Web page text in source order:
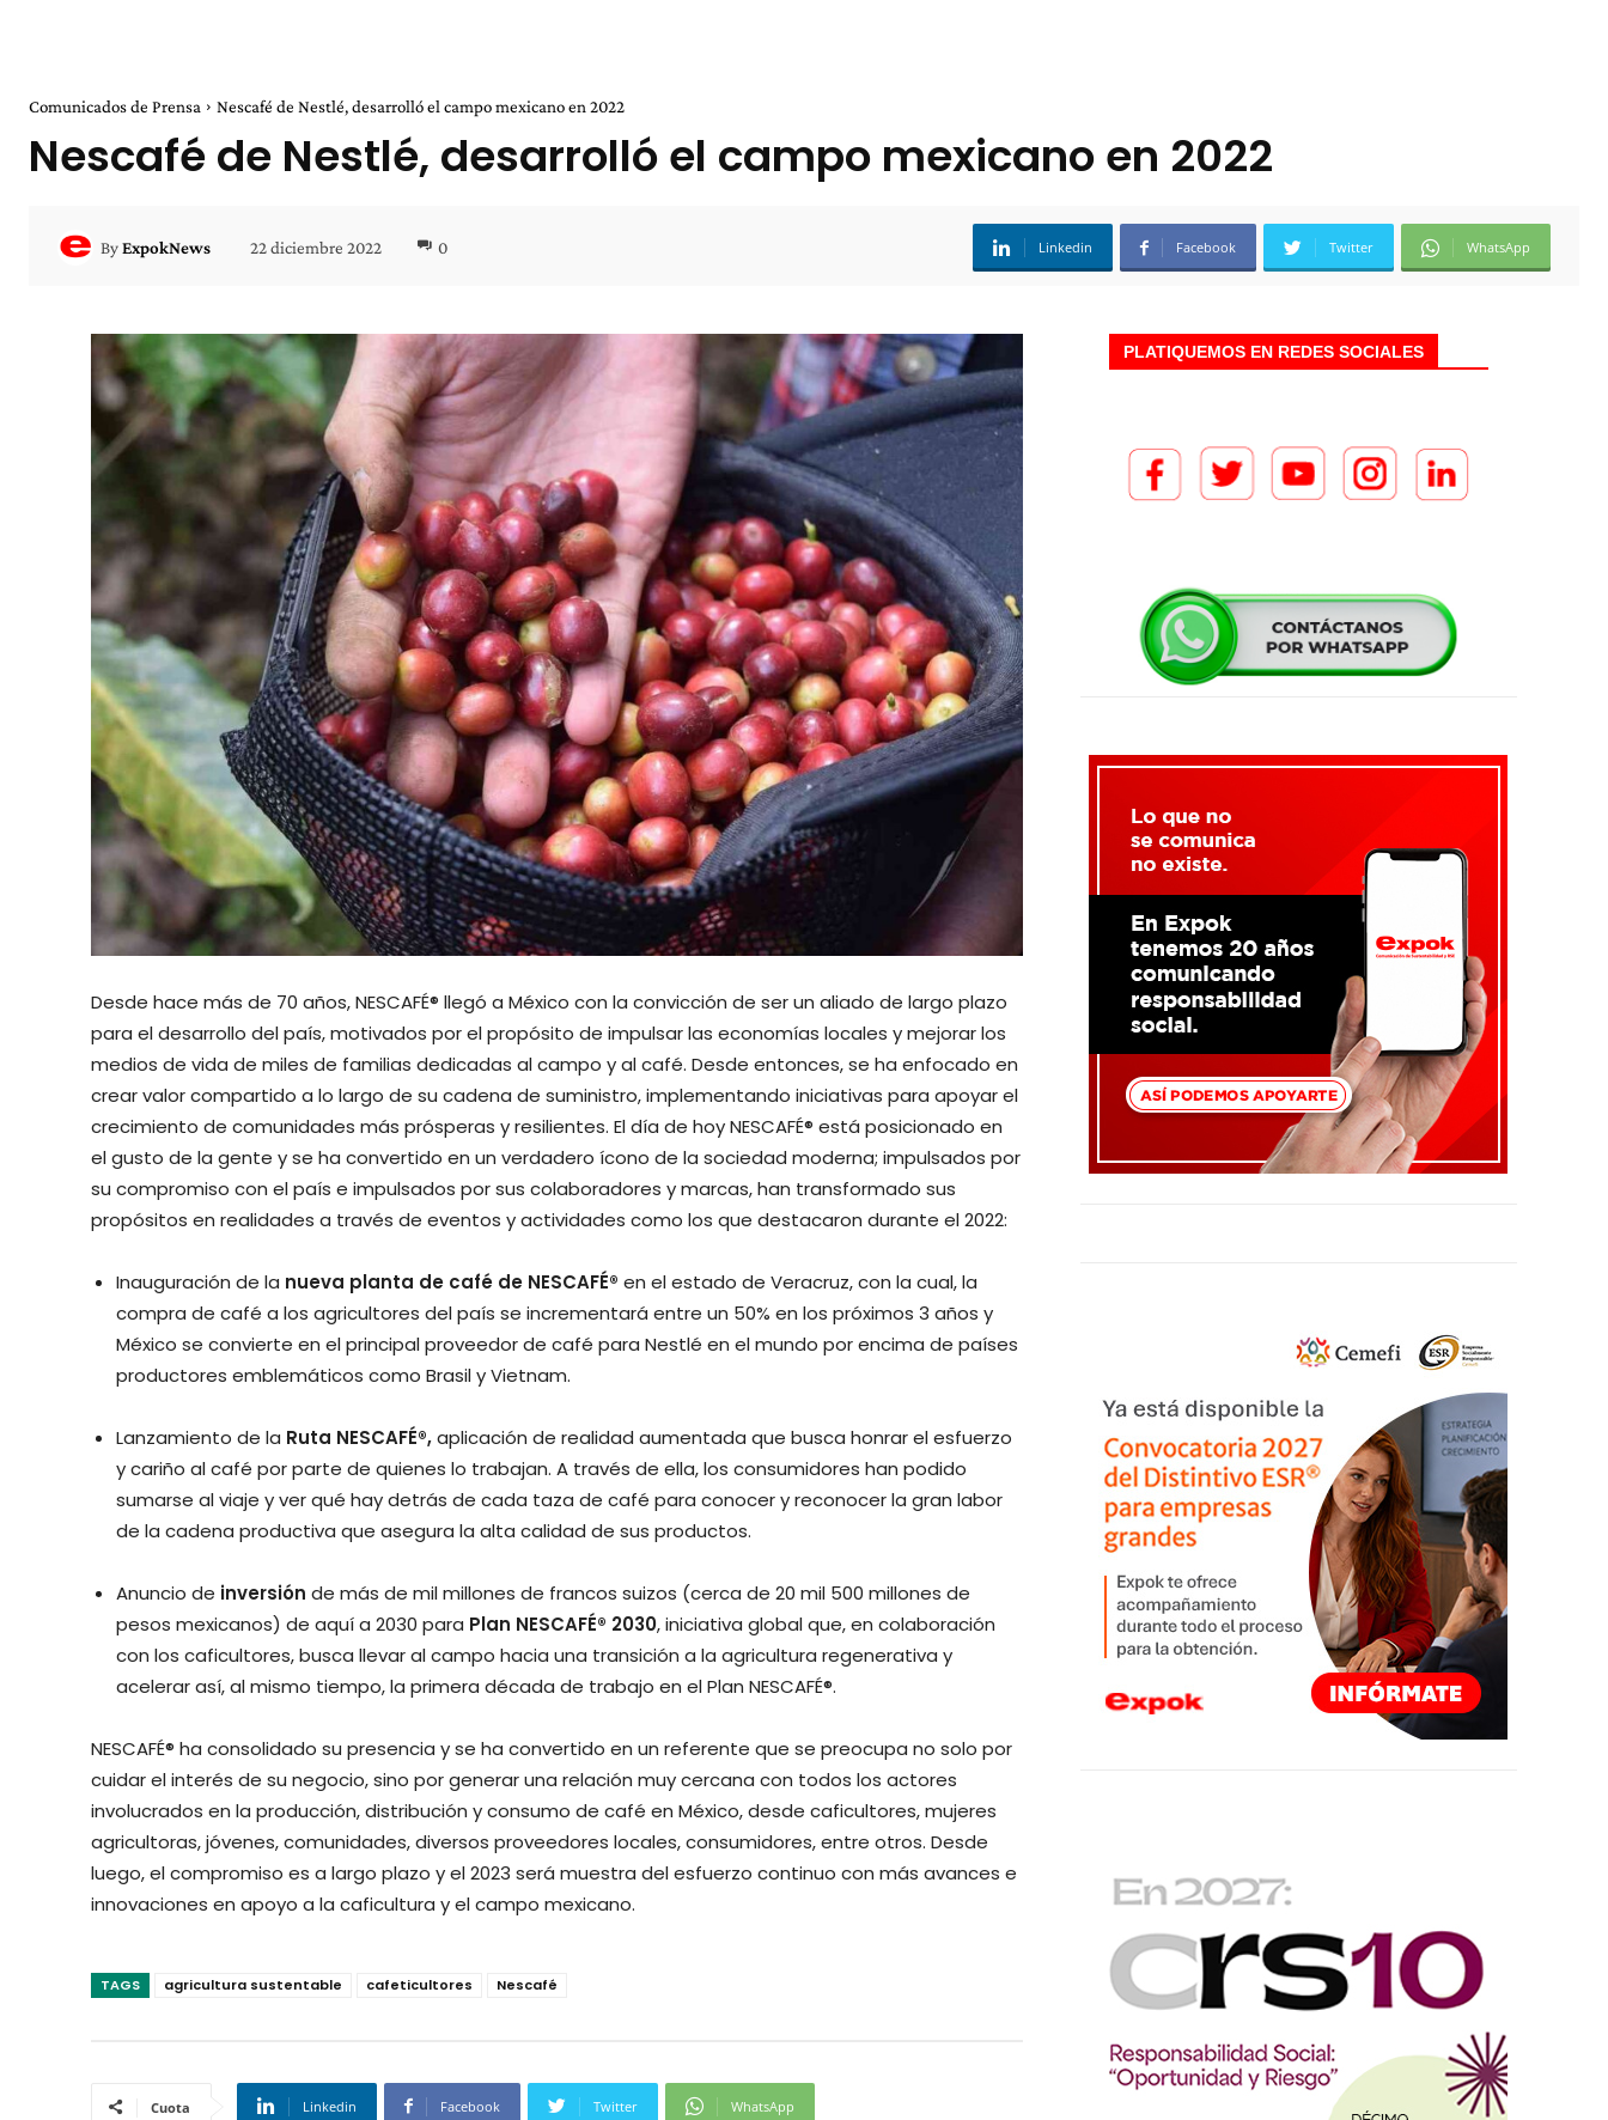
Comunicados de Prensa Nescafé de Nestlé, desarrolló el campo mexicano en 2022
Nescafé de Nestlé, desarrolló el campo mexicano en 2022
ByExpokNews 22 diciembre 2022 0 Linkedin Facebook Twitter WhatsApp
Desde hace más de 70 años, NESCAFÉ® llegó a México con la convicción de ser un aliado de largo plazo
para el desarrollo del país, motivados por el propósito de impulsar las economías locales y mejorar los
medios de vida de miles de familias dedicadas al campo y al café. Desde entonces, se ha enfocado en
crear valor compartido a lo largo de su cadena de suministro, implementando iniciativas para apoyar el
crecimiento de comunidades más prósperas y resilientes. El día de hoy NESCAFÉ® está posicionado en
el gusto de la gente y se ha convertido en un verdadero ícono de la sociedad moderna; impulsados por
su compromiso con el país e impulsados por sus colaboradores y marcas, han transformado sus
propósitos en realidades a través de eventos y actividades como los que destacaron durante el 2022:
Inauguración de la nueva planta de café de NESCAFÉ® en el estado de Veracruz, con la cual, la
compra de café a los agricultores del país se incrementará entre un 50% en los próximos 3 años y
México se convierte en el principal proveedor de café para Nestlé en el mundo por encima de países
productores emblemáticos como Brasil y Vietnam.
Lanzamiento de la Ruta NESCAFÉ®,aplicación de realidad aumentada que busca honrar el esfuerzo
y cariño al café por parte de quienes lo trabajan. A través de ella, los consumidores han podido
sumarse al viaje y ver qué hay detrás de cada taza de café para conocer y reconocer la gran labor
de la cadena productiva que asegura la alta calidad de sus productos.
Anuncio de inversión de más de mil millones de francos suizos (cerca de 20 mil 500 millones de
pesos mexicanos) de aquí a 2030 para Plan NESCAFÉ® 2030, iniciativa global que, en colaboración
con los caficultores, busca llevar al campo hacia una transición a la agricultura regenerativa y
acelerar así, al mismo tiempo, la primera década de trabajo en el Plan NESCAFÉ®.
NESCAFÉ® ha consolidado su presencia y se ha convertido en un referente que se preocupa no solo por
cuidar el interés de su negocio, sino por generar una relación muy cercana con todos los actores
involucrados en la producción, distribución y consumo de café en México, desde caficultores, mujeres
agricultoras, jóvenes, comunidades, diversos proveedores locales, consumidores, entre otros. Desde
luego, el compromiso es a largo plazo y el 2023 será muestra del esfuerzo continuo con más avances e
innovaciones en apoyo a la caficultura y el campo mexicano.
TAGS agricultura sustentable cafeticultores Nescafé
Cuota Linkedin Facebook Twitter WhatsApp
PLATIQUEMOS EN REDES SOCIALES